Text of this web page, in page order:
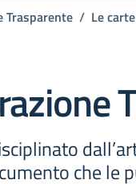
Trasparente Le
che le